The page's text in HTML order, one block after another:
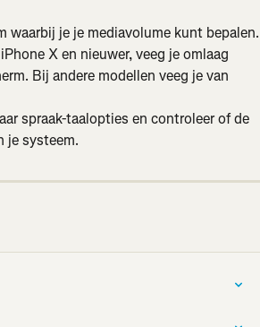
waarbij je je mediavolume kunt bepalen.
X en nieuwer, veeg je omlaag
Bij andere modellen veeg je van
spraak-taalopties en controleer of de
je systeem.